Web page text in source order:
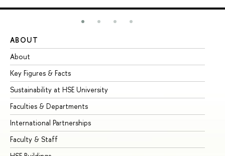
ABOUT
About
Key Figures & Facts
Sustainability at HSE University
Faculties & Departments
International Partnerships
Faculty & Staff